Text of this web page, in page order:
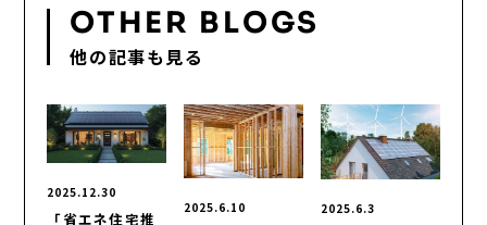
OTHER BLOGS
他の記事も見る
2025.12.30
「省エネ住宅推
2025.6.10 2025.6.3